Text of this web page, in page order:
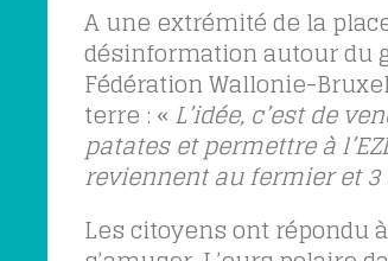
A une extrémité de la
désinformation autour du
Fédération Wallonie-
terre : « L’idée, c’est de
patates et permettre à
reviennent au fermier et 3
Les citoyens ont répondu